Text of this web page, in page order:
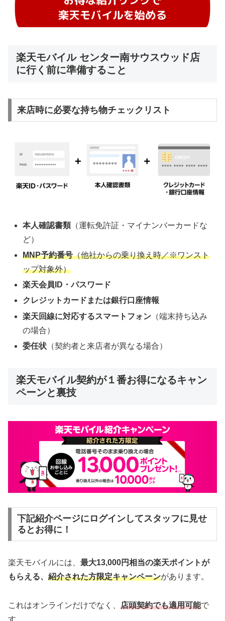
楽天モバイル センター南サウスウッド店
に行く前に準備すること
来店時に必要な持ち物チェックリスト
本人確認書類（運転免許証・マイナンバーカードな
ど）
MNP予約番号（他社からの乗り換え時／※ワンスト
ップ対象外）
楽天会員ID・パスワード
クレジットカードまたは銀行口座情報
楽天回線に対応するスマートフォン （端末持ち込み
の場合）
委任状 （契約者と来店者が異なる場合）
楽天モバイル契約が１番お得になるキャン
ペーンと裏技
下記紹介ページにログインしてスタッフに見せ
るとお得に！
楽天モバイルには、 最大13,000円相当の楽天ポイントが
もらえる、 紹介された方限定キャンペーンがあります。
これはオンラインだけでなく、 店頭契約でも適用可能で